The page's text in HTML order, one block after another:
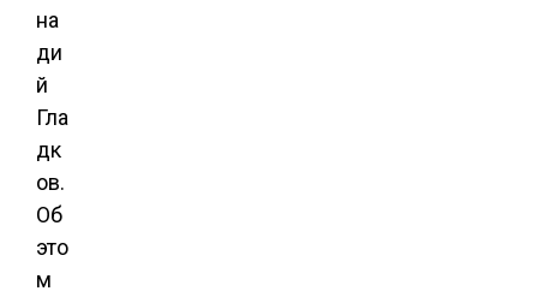
на
ди
й
Гла
дк
ов.
Об
это
м